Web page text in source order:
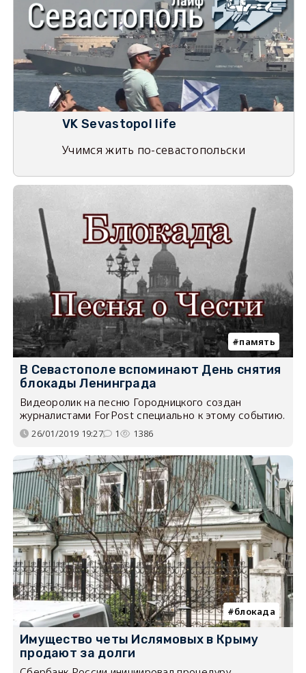
VK Sevastopol life
Учимся жить по-севастопольски
память
В Севастополе вспоминают День снятия
блокады Ленинграда
Видеоролик на песню Городницкого создан
журналистами ForPost специально к этому событию.
26/01/2019 19:27 1 1386
блокада
Имущество четы Ислямовых в Крыму
продают за долги